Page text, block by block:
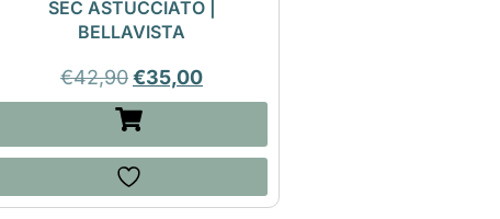
SEC ASTUCCIATO |
BELLAVISTA
€42,90€35,00